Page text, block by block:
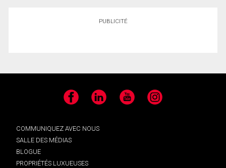
PUBLICITÉ
Facebook LinkedIn YouTube Instagram
COMMUNIQUEZ AVEC NOUS
SALLE DES MÉDIAS
BLOGUE
PROPRIÉTÉS LUXUEUSES